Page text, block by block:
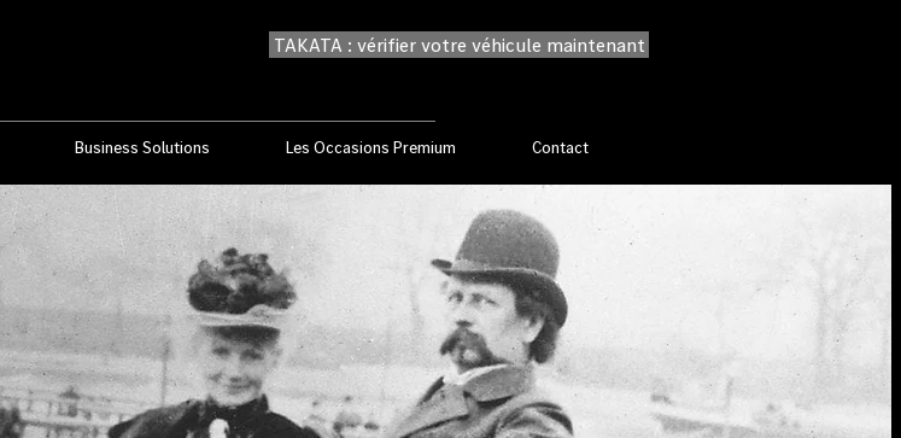
TAKATA : vérifier votre véhicule maintenant
Business Solutions Les Occasions Premium Contact